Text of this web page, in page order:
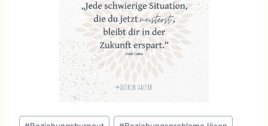
Schlagworte: